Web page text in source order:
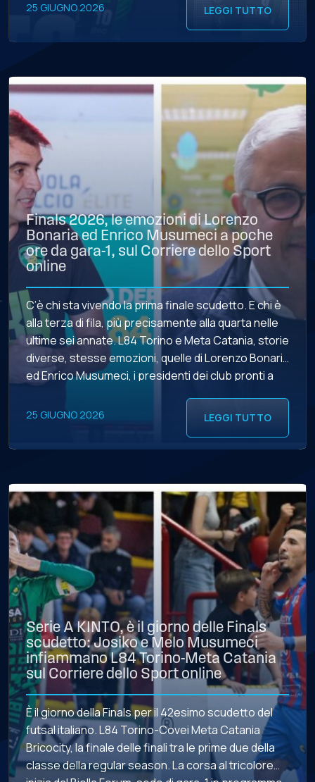
25 GIUGNO 2026 LEGGI TUTTO
Finals 2026, le emozioni di Lorenzo
Bonaria ed Enrico Musumeci a poche
ore da gara-1, sul Corriere dello Sport
online
C’è chi sta vivendo la prima finale scudetto. E chi è
alla terza di fila, più precisamente alla quarta nelle
ultime sei annate. L84 Torino e Meta Catania, storie
diverse, stesse emozioni, quelle di Lorenzo Bonaria
ed Enrico Musumeci, i presidenti dei club pronti a
futsal italiano. L’ARTICOLO […]
25 GIUGNO 2026 LEGGI TUTTO
Serie A KINTO, è il giorno delle Finals
scudetto: Josiko e Melo Musumeci
infiammano L84 Torino-Meta Catania
sul Corriere dello Sport online
È il giorno della Finals per il 42esimo scudetto del
futsal italiano. L84 Torino-Covei Meta Catania
Bricocity, la finale delle finali tra le prime due della
classe della regular season. La corsa al tricolore